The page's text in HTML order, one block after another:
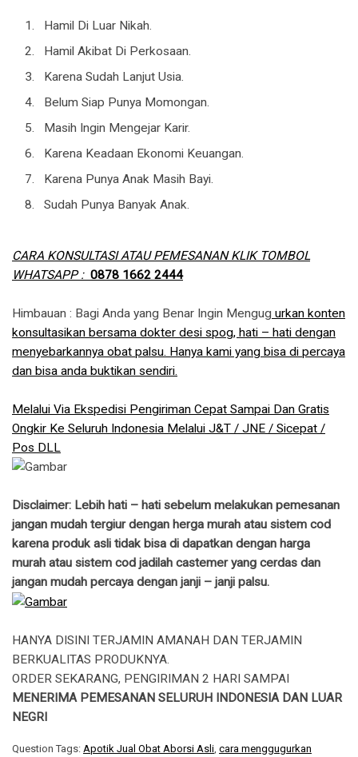
Hamil Di Luar Nikah.
Hamil Akibat Di Perkosaan.
Karena Sudah Lanjut Usia.
Belum Siap Punya Momongan.
Masih Ingin Mengejar Karir.
Karena Keadaan Ekonomi Keuangan.
Karena Punya Anak Masih Bayi.
Sudah Punya Banyak Anak.
CARA KONSULTASI ATAU PEMESANAN KLIK TOMBOL
WHATSAPP : 0878 1662 2444
Himbauan : Bagi Anda yang Benar Ingin Mengug urkan konten
konsultasikan bersama dokter desi spog, hati – hati dengan
menyebarkannya obat palsu. Hanya kami yang bisa di percaya
dan bisa anda buktikan sendiri.
Melalui Via Ekspedisi Pengiriman Cepat Sampai Dan Gratis
Ongkir Ke Seluruh Indonesia Melalui J&T / JNE / Sicepat /
Pos DLL
Disclaimer: Lebih hati – hati sebelum melakukan pemesanan
jangan mudah tergiur dengan herga murah atau sistem cod
karena produk asli tidak bisa di dapatkan dengan harga
murah atau sistem cod jadilah castemer yang cerdas dan
jangan mudah percaya dengan janji – janji palsu.
HANYA DISINI TERJAMIN AMANAH DAN TERJAMIN
BERKUALITAS PRODUKNYA.
ORDER SEKARANG, PENGIRIMAN 2 HARI SAMPAI
MENERIMA PEMESANAN SELURUH INDONESIA DAN LUAR
NEGRI
Question Tags: Apotik Jual Obat Aborsi Asli, cara menggugurkan